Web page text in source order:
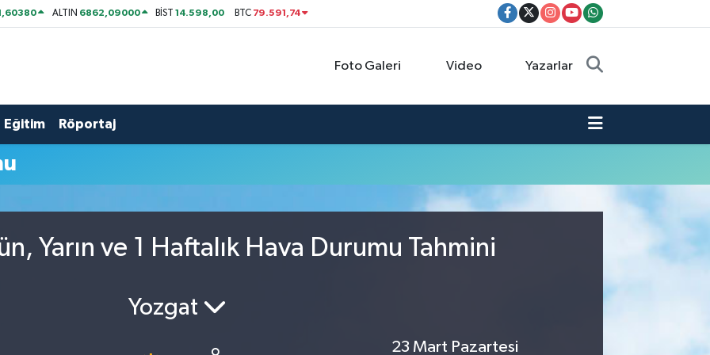
ALTIN 6862,09000 BİST14.598,00 BTC 79.591,74
Foto Galeri Video Yazarlar
Eğitim Röportaj
Yarın ve 1 Haftalık Hava Durumu Tahmini
Yozgat
23 Mart Pazartesi